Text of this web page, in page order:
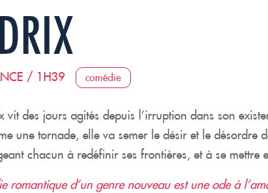
/ 1H39 comédie
vit des jours agités depuis l’irruption dans son
une tornade, elle va semer le désir et le désordre
chacun à redéfinir ses frontières, et à se mettre
romantique d’un genre nouveau est une ode à